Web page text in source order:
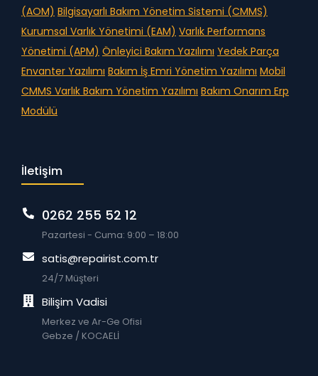
(AOM) Bilgisayarlı Bakım Yönetim Sistemi (CMMS)
Kurumsal Varlık Yönetimi (EAM) Varlık Performans
Yönetimi (APM) Önleyici Bakım Yazılımı Yedek Parça
Envanter Yazılımı Bakım İş Emri Yönetim Yazılımı Mobil
CMMS Varlık Bakım Yönetim Yazılımı Bakım Onarım Erp
Modülü
İletişim
0262 255 52 12
Pazartesi - Cuma: 9:00 – 18:00
satis@repairist.com.tr
24/7 Müşteri
Bilişim Vadisi
Merkez ve Ar-Ge Ofisi
Gebze / KOCAELİ